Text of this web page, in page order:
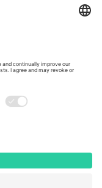
Emirates
იცვლება
მეტი